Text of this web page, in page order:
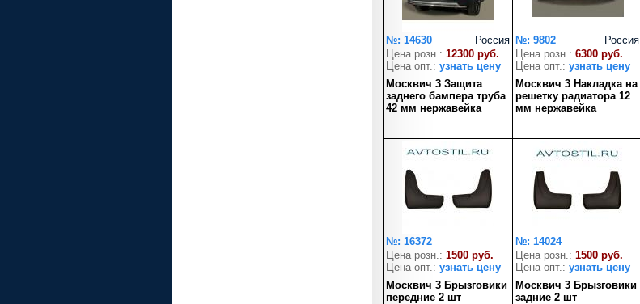
Россия
№: 14630
Цена розн.: 12300 руб.
Цена опт.: узнать цену
Москвич 3 Защита
заднего бампера труба
42 мм нержавейка
Россия
№: 9802
Цена розн.: 6300 руб.
Цена опт.: узнать цену
Москвич 3 Накладка на
решетку радиатора 12
мм нержавейка
№: 16372
Цена розн.: 1500 руб.
Цена опт.: узнать цену
Москвич 3 Брызговики
передние 2 шт
№: 14024
Цена розн.: 1500 руб.
Цена опт.: узнать цену
Москвич 3 Брызговики
задние 2 шт